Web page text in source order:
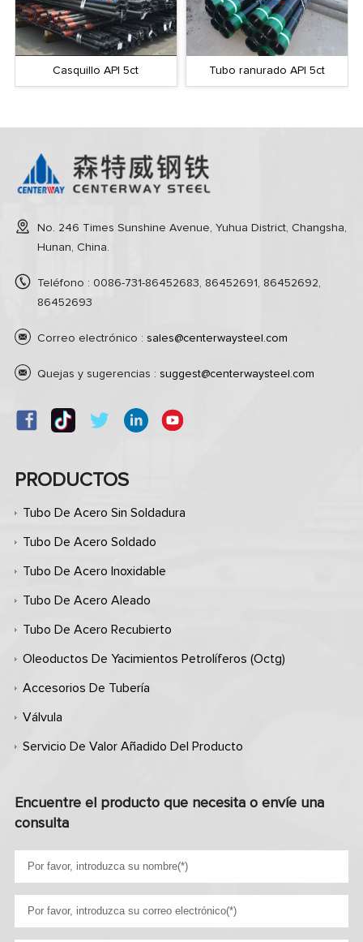
Casquillo API 5ct Tubo ranurado API 5ct
No. 246 Times Sunshine Avenue, Yuhua District, Changsha,
Hunan, China.
Teléfono : 0086-731-86452683, 86452691, 86452692,
86452693
Correo electrónico : sales@centerwaysteel.com
Quejas y sugerencias : suggest@centerwaysteel.com
PRODUCTOS
Tubo De Acero Sin Soldadura
Tubo De Acero Soldado
Tubo De Acero Inoxidable
Tubo De Acero Aleado
Tubo De Acero Recubierto
Oleoductos De Yacimientos Petrolíferos (octg)
Accesorios De Tubería
Válvula
Servicio De Valor Añadido Del Producto
Encuentre el producto que necesita o envíe una
consulta